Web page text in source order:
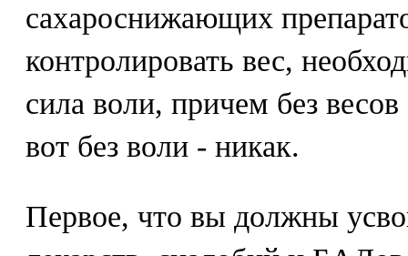
сахароснижающих
контролировать вес,
сила воли, причем без
вот без воли - никак.
Первое, что вы должны